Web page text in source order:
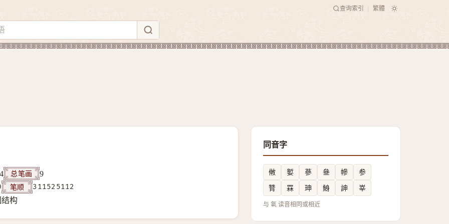
查询索引 繁體
4 总笔画
9
笔顺
311525112
构
同音字
敒 㜪 蔘 叄 幓
参
甧
罧 珅 鯓 訷 峷
与 氠 读音相同或相近